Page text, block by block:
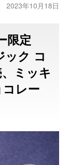
2023年10月18日
限定
ック コ
ミッキ
レー